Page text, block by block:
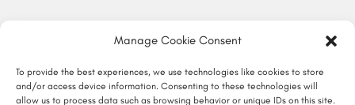
Manage Cookie Consent
To provide the best experiences, we use technologies like cookies to store
and/or access device information. Consenting to these technologies will
allow us to process data such as browsing behavior or unique IDs on this site.